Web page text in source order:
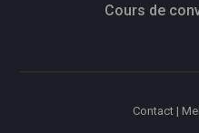
Cours de
Contact |